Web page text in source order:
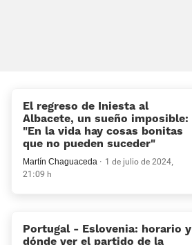
El regreso de Iniesta al
Albacete, un sueño imposible:
«En la vida hay cosas bonitas
que no pueden suceder»
Martín Chaguaceda
1 de julio de 2024,
21:09 h
Portugal - Eslovenia: horario y
dónde ver el partido de la